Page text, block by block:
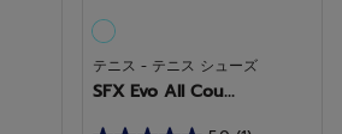
テニス - テニス シューズ
SFX Evo All Cou...